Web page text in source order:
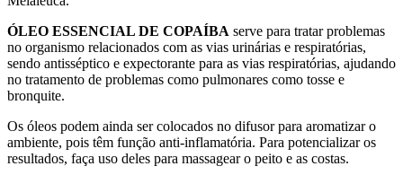
ÓLEO ESSENCIAL DE COPAÍBA serve para tratar problemas
no organismo relacionados com as vias urinárias e respiratórias,
sendo antisséptico e expectorante para as vias respiratórias, ajudando
no tratamento de problemas como pulmonares como tosse e
bronquite.
Os óleos podem ainda ser colocados no difusor para aromatizar o
ambiente, pois têm função anti-inflamatória. Para potencializar os
resultados, faça uso deles para massagear o peito e as costas.